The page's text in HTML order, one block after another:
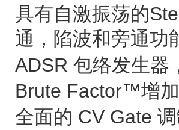
具有自激振荡的
通，陷波和旁通功
ADSR 包络发生器
Brute Factor™增
全面的 CV Gate